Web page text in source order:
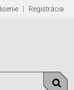
| Registrácia